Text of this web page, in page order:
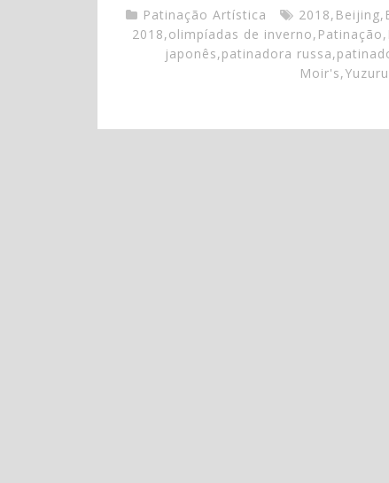
Patinação Artística 2018, Beijing,
2018,olimpíadas de inverno, Patinação,
japonês,patinadora russa,
Moir's,